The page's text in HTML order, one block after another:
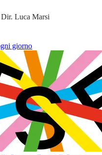
Dir. Luca Marsi
giorno